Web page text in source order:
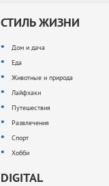
СТИЛЬ ЖИЗНИ
Дом и дача
Еда
Животные и природа
Лайфхаки
Путешествия
Развлечения
Спорт
Хобби
DIGITAL